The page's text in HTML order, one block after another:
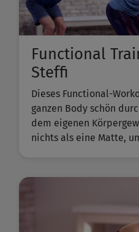
Functional
Steffi
Dieses Functional-
ganzen Body schön
dem eigenen
nichts als eine Matte,